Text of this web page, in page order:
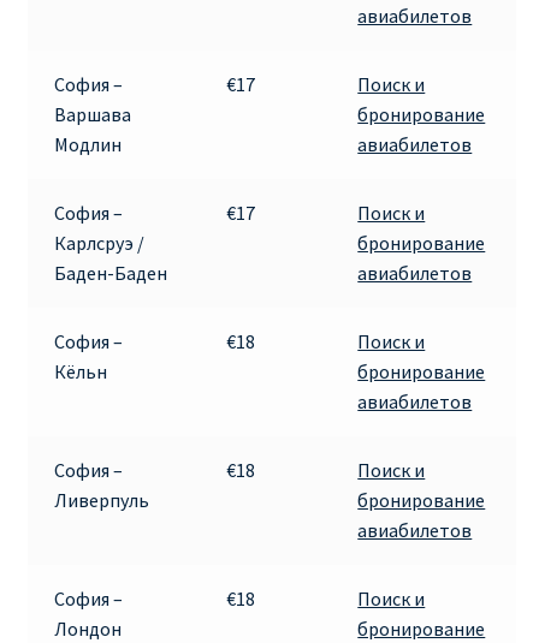
Париж
ПРАВИЛА РЕГИСТРАЦИИ
ПРИЛОЖЕНИЕ RYANAIR НА РУССКОМ
ПРОВОЗ БАГАЖА RYANAIR – ПРАВИЛА
РАЙАНЭЙР НА РУССКОМ | КНФТФШК
Регистрация ребенка на рейс RYANAIR
Рождественские направления от € 9
авиабилетов
София –
Варшава
Модлин
€17
Поиск и
бронирование
авиабилетов
София –
Карлсруэ /
Баден-Баден
€17
Поиск и
бронирование
авиабилетов
София –
Кёльн
€18
Поиск и
бронирование
авиабилетов
София –
Ливерпуль
€18
Поиск и
бронирование
авиабилетов
София –
Лондон
€18
Поиск и
бронирование